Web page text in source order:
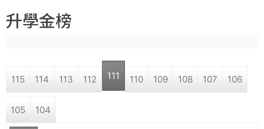
高
學
o
a
r
升學金榜
115 114 113 112 111 110 109 108 107 106
105 104